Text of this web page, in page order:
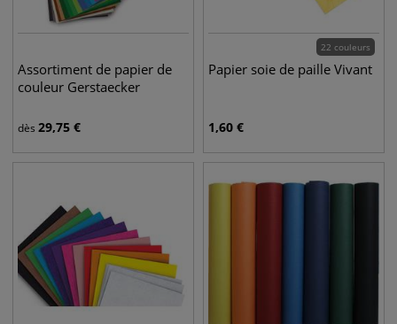
Assortiment de papier de
couleur Gerstaecker
dès 29,75 €
22 couleurs
Papier soie de paille Vivant
1,60 €